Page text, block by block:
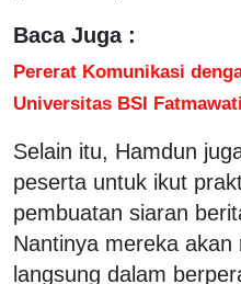
Baca Juga :
Pererat Komunikasi
Universitas BSI
Selain itu, Hamdun
peserta untuk ikut
pembuatan siaran
Nantinya mereka akan
langsung dalam